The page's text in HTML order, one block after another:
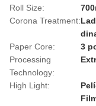
Roll Size:
Corona Treatment:
Paper Core:
3
Processing
Technology:
High Light: